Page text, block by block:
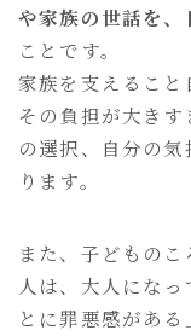
や家族の世話を
ことです。
家族を支えること
その負担が大き
の選択、自分の
ります。
また、子どもの
人は、大人にな
とに罪悪感があ